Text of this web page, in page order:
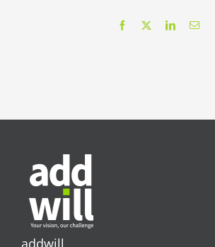
Facebook LinkedIn
addwill